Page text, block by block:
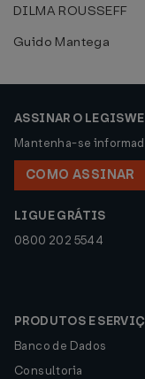
DILMA ROUSSEFF
Guido Mantega
ASSINAR O
Mantenha-se
COMO ASSINAR
LIGUE GRÁTIS
0800 202 5544
PRODUTOS E
Banco de Dados
Consultoria